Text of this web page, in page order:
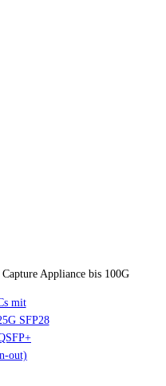
Appliance bis 100G
mit
SFP28
out)